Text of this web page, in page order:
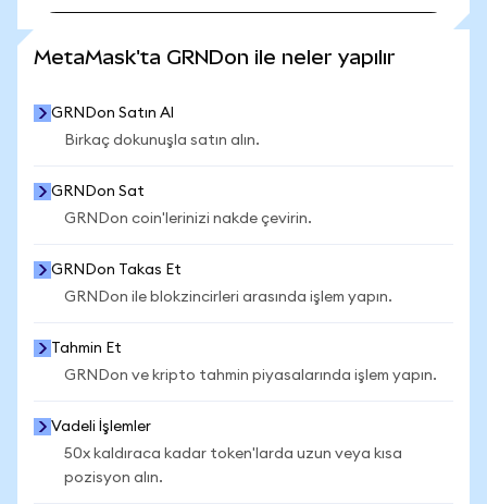
MetaMask'ta GRNDon ile neler yapılır
GRNDon Satın Al
Birkaç dokunuşla satın alın.
GRNDon Sat
GRNDon coin'lerinizi nakde çevirin.
GRNDon Takas Et
GRNDon ile blokzincirleri arasında işlem yapın.
Tahmin Et
GRNDon ve kripto tahmin piyasalarında işlem yapın.
Vadeli İşlemler
50x kaldıraca kadar token'larda uzun veya kısa
pozisyon alın.